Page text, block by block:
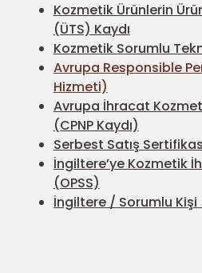
Kozmetik Ürünlerin
(ÜTS) Kaydı
Kozmetik Sorumlu
Avrupa Responsible
Hizmeti)
Avrupa İhracat
(CPNP Kaydı)
Serbest Satış
İngiltere’ye Kozmetik
(OPSS)
İngiltere / Sorumlu Kişi